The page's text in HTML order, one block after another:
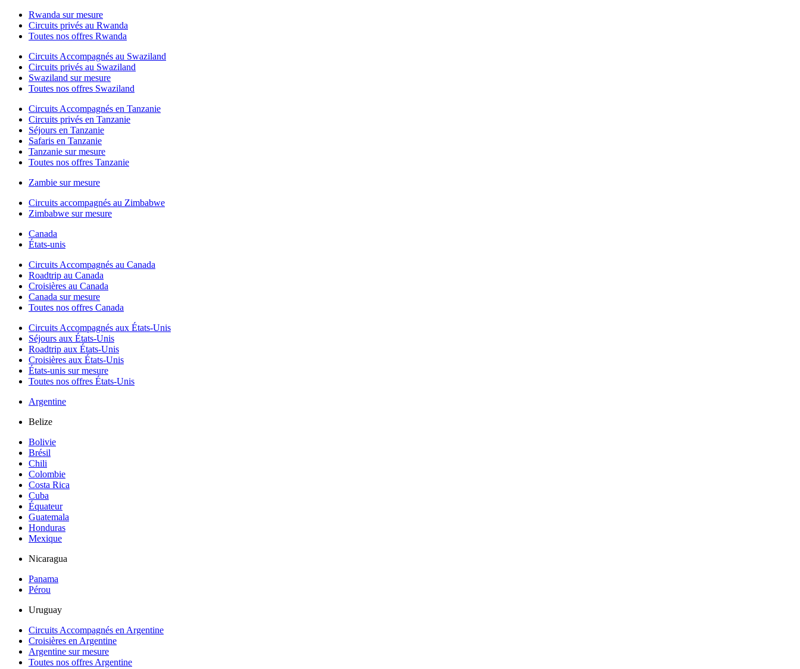
Rwanda sur mesure
Circuits privés au Rwanda
Toutes nos offres Rwanda
Circuits Accompagnés au Swaziland
Circuits privés au Swaziland
Swaziland sur mesure
Toutes nos offres Swaziland
Circuits Accompagnés en Tanzanie
Circuits privés en Tanzanie
Séjours en Tanzanie
Safaris en Tanzanie
Tanzanie sur mesure
Toutes nos offres Tanzanie
Zambie sur mesure
Circuits accompagnés au Zimbabwe
Zimbabwe sur mesure
Canada
États-unis
Circuits Accompagnés au Canada
Roadtrip au Canada
Croisières au Canada
Canada sur mesure
Toutes nos offres Canada
Circuits Accompagnés aux États-Unis
Séjours aux États-Unis
Roadtrip aux États-Unis
Croisières aux États-Unis
États-unis sur mesure
Toutes nos offres États-Unis
Argentine
Belize
Bolivie
Brésil
Chili
Colombie
Costa Rica
Cuba
Équateur
Guatemala
Honduras
Mexique
Nicaragua
Panama
Pérou
Uruguay
Circuits Accompagnés en Argentine
Croisières en Argentine
Argentine sur mesure
Toutes nos offres Argentine